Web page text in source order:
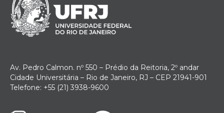
Av. Pedro Calmon. nº 550 – Prédio da Reitoria, 2º andar
Cidade Universitária – Rio de Janeiro, RJ – CEP 21941-901
Telefone: +55 (21) 3938-9600